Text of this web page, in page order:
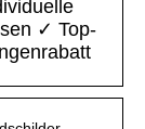
✓ Top-